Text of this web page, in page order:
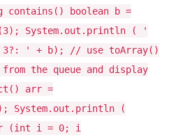
contains() boolean b =
System.out.println ( '
3?: ' + b); // use toArray()
the queue and display
arr =
System.out.println (
(int i = 0; i